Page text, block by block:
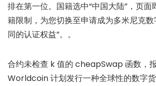
排在第一位。国籍选中“中国大陆”，页面
籍限制，为您切换至申请成为多米尼克
同的认证权益”。。
合约未检查 k 值的 cheapSwap 函数，
Worldcoin 计划发行一种全球性的数字